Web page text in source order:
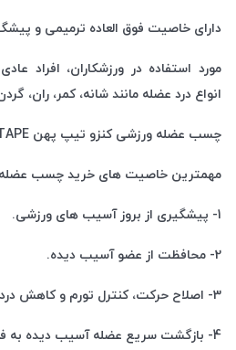
دارای خاصیت فوق العاده ترمیمی و
مورد استفاده در ورزشکاران، افراد
انواع درد عضله مانند شانه، کمر، ران،
چسب عضله ورزشی کنزو تیپ پهن KINESIOLOGY TAPE (اصل)
مهمترین خاصیت های خرید چسب عضله
1- پیشگیری از بروز آسیب های ورزشی.
2- محافظت از عضو آسیب دیده.
3- اصلاح حرکت، کنترل تورم و کاهش درد.
4- بازگشت سریع عضله آسیب دیده به فعالیت عادی.